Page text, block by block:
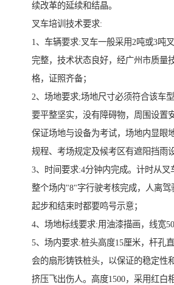
续改革的延续和结晶。
叉车培训技术要求:
1、车辆要求:叉车一般采用2吨或3吨
完整，技术状态良好，经广州市质量
格，证照齐备；
2、场地要求;场地尺寸必须符合该车
要平整坚实，没有障碍物，周围设置
保证场地与设备为考试，场地内显眼
规程、考场规定及候考区有遮阳挡雨
3、时间要求:4分钟内完成。计时从叉
整个场内"8"字行驶考核完成，人离驾
起步和结束时都要鸣号示意；
4、场地标线要求:用油漆描画，线宽50
5、场内要求:桩头高度15厘米，杆孔
会的扇形铸铁桩头，以保证的稳定性
挤压飞出伤人。高度1500，采用红白